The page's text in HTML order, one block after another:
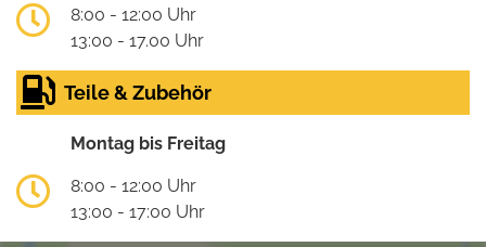
8:00 - 12:00 Uhr
13:00 - 17.00 Uhr
Teile & Zubehör
Montag bis Freitag
8:00 - 12:00 Uhr
13:00 - 17:00 Uhr